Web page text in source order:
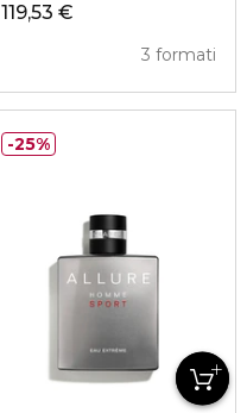
119,53 €
3 formati
25%